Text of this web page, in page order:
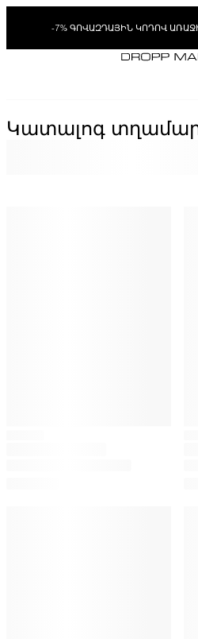
-7% ԳՈՎԱԶԴԱՅԻՆ ԿՈԴՈՎ
Կատալոգ